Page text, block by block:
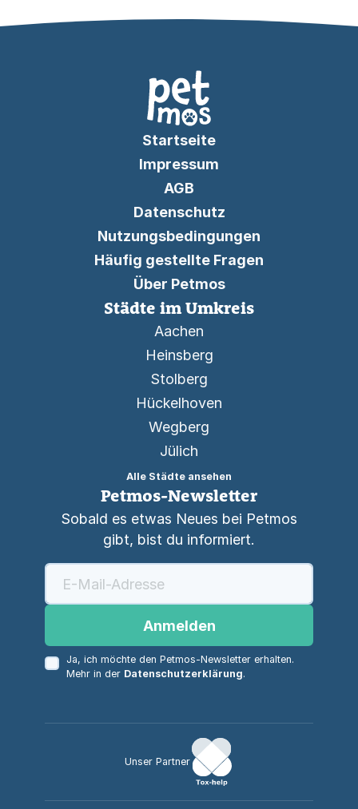
Startseite
Impressum
AGB
Datenschutz
Nutzungsbedingungen
Häufig gestellte Fragen
Über Petmos
Städte im Umkreis
Aachen
Heinsberg
Stolberg
Hückelhoven
Wegberg
Jülich
Alle Städte ansehen
Petmos-Newsletter
Sobald es etwas Neues bei Petmos
gibt, bist du informiert.
Anmelden
Ja, ich möchte den Petmos-Newsletter erhalten.
Mehr in der Datenschutzerklärung.
Unser Partner